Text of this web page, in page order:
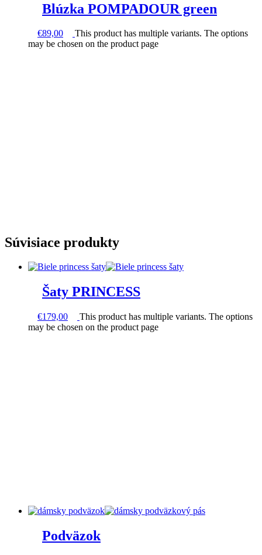
Blúzka POMPADOUR green
€89,00
This product has multiple variants. The options
may be chosen on the product page
Súvisiace produkty
Šaty PRINCESS
€179,00
This product has multiple variants. The options
may be chosen on the product page
Podväzok